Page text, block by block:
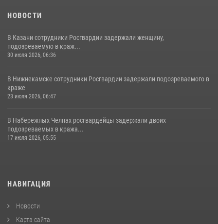
НОВОСТИ
В Казани сотрудники Росгвардии задержали женщину,
подозреваемую в краж...
30 июля 2026, 06:36
В Нижнекамске сотрудники Росгвардии задержали подозреваемого в
краже
23 июля 2026, 06:47
В Набережных Челнах росгвардейцы задержали двоих
подозреваемых в кража...
17 июля 2026, 05:55
НАВИГАЦИЯ
Новости
Карта сайта